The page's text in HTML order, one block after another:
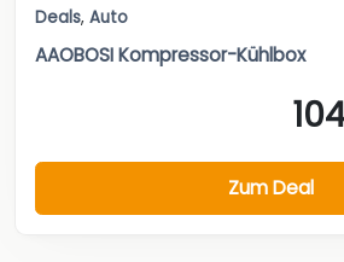
Deals, Auto
AAOBOSI Kompressor-Kühlbox
Zum Deal